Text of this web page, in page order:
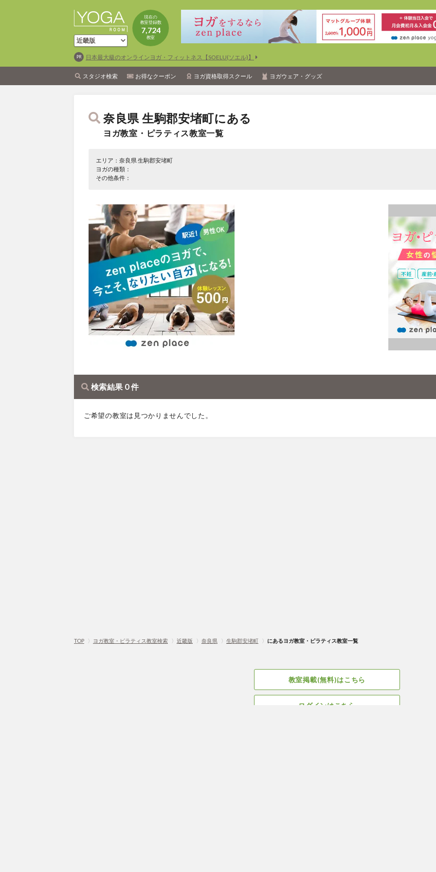
現在の
教室登録数
7,724
教室
日本最大級のオンラインヨガ・フィットネス【SOELU(ソエル)】
スタジオ検索 お得なクーポン ヨガ資格取得スクール ヨガウェア・グッズ
奈良県 生駒郡安堵町にある
ヨガ教室・ピラティス教室一覧
エリア：奈良県 生駒郡安堵町
ヨガの種類：
その他条件：
検索結果 0 件
ご希望の教室は見つかりませんでした。
TOP 〉 ヨガ教室・ピラティス教室検索 〉 近畿版 〉 奈良県 〉 生駒郡安堵町 〉 にあるヨガ教室・ピラティス教室一覧
教室掲載(無料)はこちら
ログインはこちら